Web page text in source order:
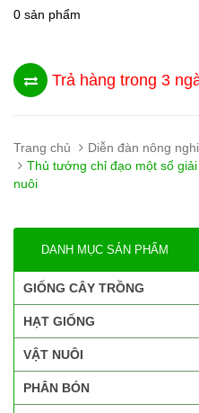
0 sản phẩm
Trả hàng trong 3
Trang chủ
Diễn đàn nông
Thủ tướng chỉ đạo một số
nuôi
DANH MỤC SẢN PHẨM
GIỐNG CÂY TRỒNG
HẠT GIỐNG
VẬT NUÔI
PHÂN BÓN